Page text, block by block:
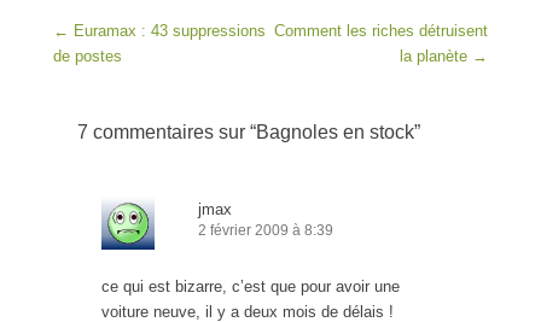
Post navigation
← Euramax : 43 suppressions
de postes
Comment les riches détruisent
la planète →
7 commentaires sur “Bagnoles en stock”
jmax
2 février 2009 à 8:39
ce qui est bizarre, c’est que pour avoir une
voiture neuve, il y a deux mois de délais !